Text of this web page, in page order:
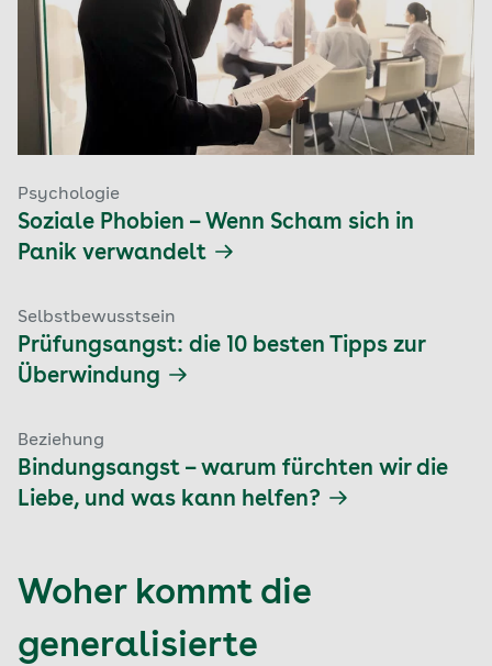
Psychologie
Soziale Phobien – Wenn Scham sich in
Panik verwandelt
Selbstbewusstsein
Prüfungsangst: die 10 besten Tipps zur
Überwindung
Beziehung
Bindungsangst – warum fürchten wir die
Liebe, und was kann helfen?
Woher kommt die
generalisierte